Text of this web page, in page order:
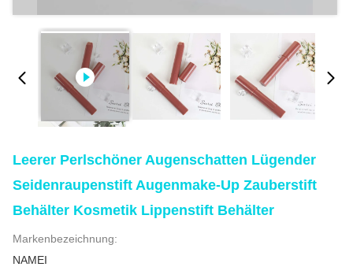
Leerer Perlschöner Augenschatten Lügender
Seidenraupenstift Augenmake-Up Zauberstift
Behälter Kosmetik Lippenstift Behälter
Markenbezeichnung:
NAMEI